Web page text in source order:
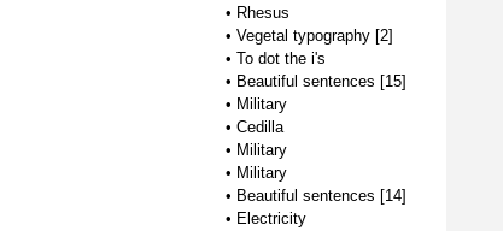
• Rhesus
• Vegetal typography [2]
• To dot the i's
• Beautiful sentences [15]
• Military
• Cedilla
• Military
• Military
• Beautiful sentences [14]
• Electricity